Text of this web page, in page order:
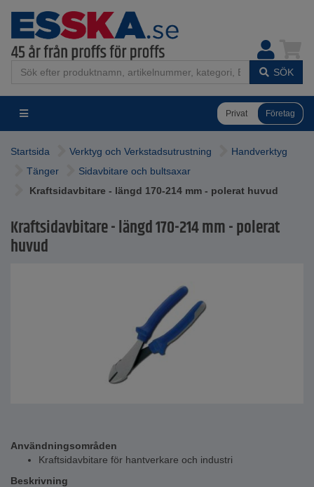
SÖK
Privat Företag
Startsida Verktyg och Verkstadsutrustning
Handverktyg
Tänger
Sidavbitare och bultsaxar
Kraftsidavbitare - längd 170-214 mm - polerat huvud
Kraftsidavbitare - längd 170-214 mm - polerat
huvud
Användningsområden
Kraftsidavbitare för hantverkare och industri
Beskrivning